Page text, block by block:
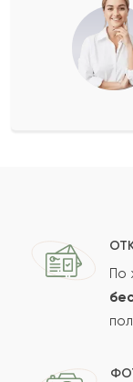
Ваш e-mail
Отзыв
По